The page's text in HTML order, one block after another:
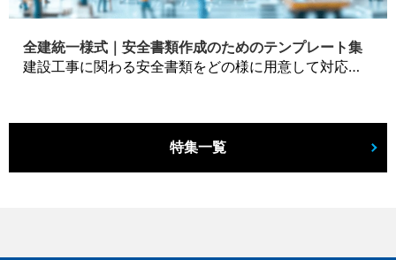
全建統一様式｜安全書類作成のためのテンプレート集
建設工事に関わる安全書類をどの様に用意して対応するか？関連書式テンプレートから書き方の注意点などの役立つコラムをbizoceanがお届けします。
特集一覧